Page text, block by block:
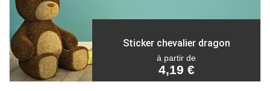
Sticker chevalier dragon
à partir de
4,19 €